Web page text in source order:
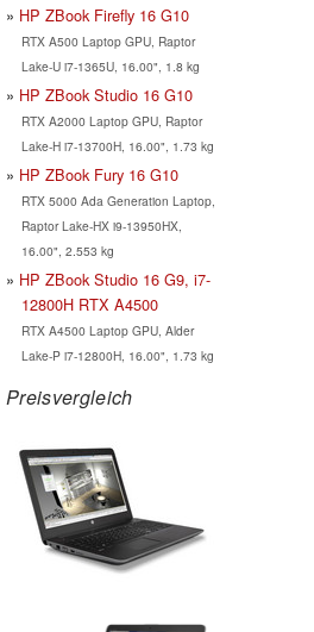
HP ZBook Firefly 16 G10
RTX A500 Laptop GPU, Raptor
Lake-U i7-1365U, 16.00", 1.8 kg
HP ZBook Studio 16 G10
RTX A2000 Laptop GPU, Raptor
Lake-H i7-13700H, 16.00", 1.73 kg
HP ZBook Fury 16 G10
RTX 5000 Ada Generation Laptop,
Raptor Lake-HX i9-13950HX,
16.00", 2.553 kg
HP ZBook Studio 16 G9, i7-
12800H RTX A4500
RTX A4500 Laptop GPU, Alder
Lake-P i7-12800H, 16.00", 1.73 kg
Preisvergleich